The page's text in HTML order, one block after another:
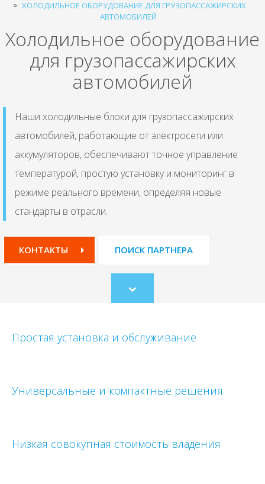
ХОЛОДИЛЬНОЕ ОБОРУДОВАНИЕ ДЛЯ ГРУЗОПАССАЖИРСКИХ
АВТОМОБИЛЕЙ
Холодильное оборудование
для грузопассажирских
автомобилей
Наши холодильные блоки для грузопассажирских
автомобилей, работающие от электросети или
аккумуляторов, обеспечивают точное управление
температурой, простую установку и мониторинг в
режиме реального времени, определяя новые
стандарты в отрасли.
КОНТАКТЫ ПОИСК ПАРТНЕРА
Scroll
to
Простая установка и обслуживание
Универсальные и компактные решения
Низкая совокупная стоимость владения